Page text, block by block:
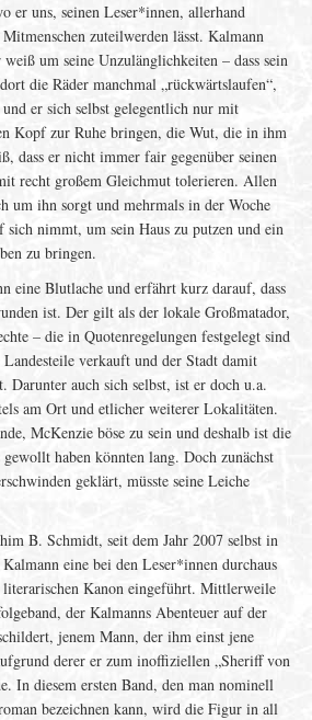
er uns, seinen Leser*innen, allerhand
zuteilwerden lässt. Kalmann
um seine Unzulänglichkeiten – dass sein
die Räder manchmal „rückwärtslaufen“,
er sich selbst gelegentlich nur mit
Kopf zur Ruhe bringen, die Wut, die in ihm
dass er nicht immer fair gegenüber seinen
recht großem Gleichmut tolerieren. Allen
um ihn sorgt und mehrmals in der Woche
sich nimmt, um sein Haus zu putzen und ein
zu bringen.
eine Blutlache und erfährt kurz darauf, dass
ist. Der gilt als der lokale Großmatador,
– die in Quotenregelungen festgelegt sind
verkauft und der Stadt damit
Darunter auch sich selbst, ist er doch u.a.
am Ort und etlicher weiterer Lokalitäten.
McKenzie böse zu sein und deshalb ist die
haben könnten lang. Doch zunächst
geklärt, müsste seine Leiche
B. Schmidt, seit dem Jahr 2007 selbst in
eine bei den Leser*innen durchaus
Kanon eingeführt. Mittlerweile
der Kalmanns Abenteuer auf der
jenem Mann, der ihm einst jene
derer er zum inoffiziellen „Sheriff von
In diesem ersten Band, den man nominell
bezeichnen kann, wird die Figur in all